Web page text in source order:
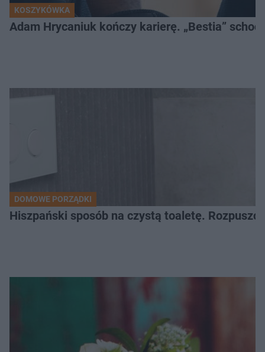
KOSZYKÓWKA
Adam Hrycaniuk kończy karierę. „Bestia”
DOMOWE PORZĄDKI
Hiszpański sposób na czystą toaletę.